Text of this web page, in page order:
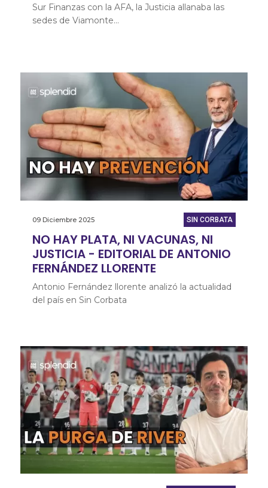
Sur Finanzas con la AFA, la Justicia allanaba las
sedes de Viamonte…
09 Diciembre 2025 SIN CORBATA
NO HAY PLATA, NI VACUNAS, NI
JUSTICIA - EDITORIAL DE ANTONIO
FERNÁNDEZ LLORENTE
Antonio Fernández llorente analizó la actualidad
del país en Sin Corbata